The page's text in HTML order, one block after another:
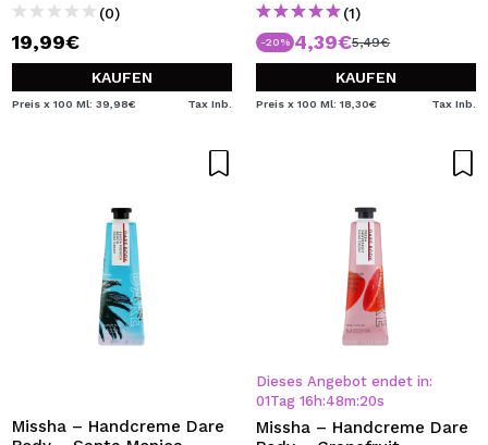
(0)
19,99€
KAUFEN
Preis x 100 Ml: 39,98€ Tax Inb.
(1)
-20% 4,39€5,49€
KAUFEN
Preis x 100 Ml: 18,30€ Tax Inb.
Missha – Handcreme Dare
Dieses Angebot endet in:
01Tag 16 h:48m:20s
Missha – Handcreme Dare